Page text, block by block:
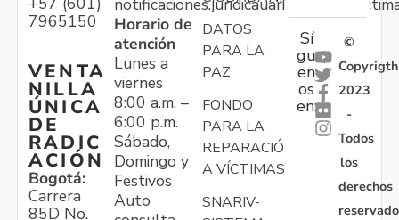
7965150
VENTA
NILLA
ÚNICA
DE
RADIC
ACIÓN
Bogotá:
Carrera
85D No.
Horario de
atención
Lunes a
viernes
8:00 a.m. –
6:00 p.m.
Sábado,
Domingo y
Festivos
Auto
DATOS
PARA LA
PAZ
FONDO
PARA LA
REPARACIÓN
A VÍCTIMAS
SNARIV-
Sí
gu
en
os
en:
©
Copyrigth
2023
-
Todos
los
derechos